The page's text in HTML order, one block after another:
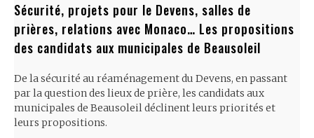
Sécurité, projets pour le Devens, salles de
prières, relations avec Monaco… Les propositions
des candidats aux municipales de Beausoleil
De la sécurité au réaménagement du Devens, en passant
par la question des lieux de prière, les candidats aux
municipales de Beausoleil déclinent leurs priorités et
leurs propositions.